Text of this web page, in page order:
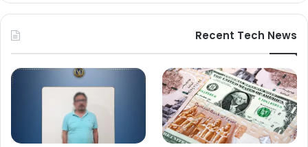
Recent Tech News